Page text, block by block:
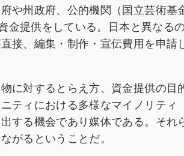
や州政府、公的機関（国立芸術
金提供をしている。日本と異なる
接、編集・制作・宣伝費用を申
に対するとらえ方、資金提供の目
ティにおける多様なマイノリテ
する機会であり媒体である。そ
がるということだ。